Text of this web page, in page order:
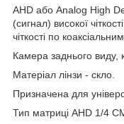
AHD або Analog High
(сигнал) високої
чіткості по коаксіальним
Камера заднього виду,
Матеріал лінзи - скло.
Призначена для
Тип матриці AHD 1/4